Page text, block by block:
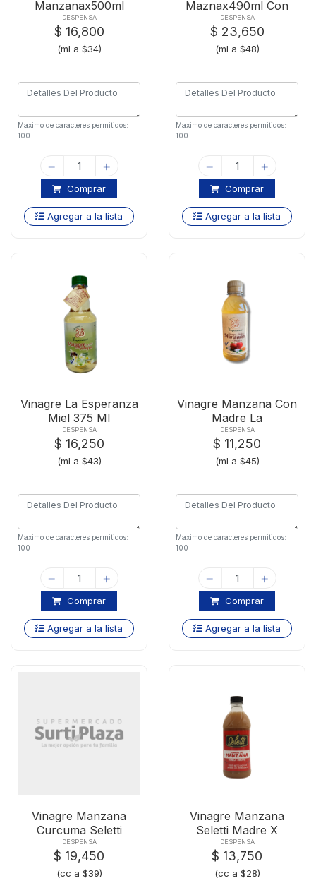
Manzanax500ml
Golden
DESPENSA
$ 16,800
(ml a $34)
Maximo de caracteres permitidos:
100
Comprar
Agregar a la lista
Maznax490ml Con
Madr
DESPENSA
$ 23,650
(ml a $48)
Maximo de caracteres permitidos:
100
Comprar
Agregar a la lista
Vinagre La Esperanza
Miel 375 Ml
DESPENSA
$ 16,250
(ml a $43)
Maximo de caracteres permitidos:
100
Comprar
Agregar a la lista
Vinagre Manzana Con
Madre La
Esperanzax250ml
DESPENSA
$ 11,250
(ml a $45)
Maximo de caracteres permitidos:
100
Comprar
Agregar a la lista
Vinagre Manzana
Curcuma Seletti
X500cm3
DESPENSA
$ 19,450
(cc a $39)
Vinagre Manzana
Seletti Madre X
500cm3
DESPENSA
$ 13,750
(cc a $28)